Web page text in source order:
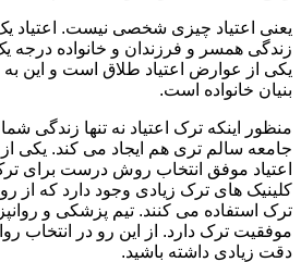
یعنی اعتیاد چیزی شخصی نیست. اعتیاد
زندگی همسر و فرزندان و خانواده درجه
یکی از عوارض اعتیاد طلاق است و این
بنیان خانواده است.
منظور اینکه ترک اعتیاد نه تنها زندگی
جامعه سالم تری هم ایجاد می کند. یکی
اعتیاد موفق انتخاب روش درست برای
کلینیک های ترک زیادی وجود دارد که از
ترک استفاده می کنند. تیم پزشکی و
موفقیت ترک دارد. از این رو در انتخاب
دقت زیادی داشته باشید.